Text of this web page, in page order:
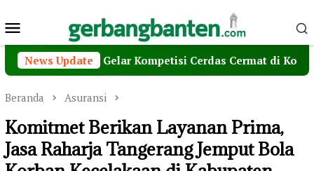
ke
Menu
Mobile
News Update
Gelar Kompetisi Cerdas Cermat di Kota Serang
Beranda Asuransi
Komitmet Berikan Layanan Prima,
Jasa Raharja Tangerang Jemput Bola